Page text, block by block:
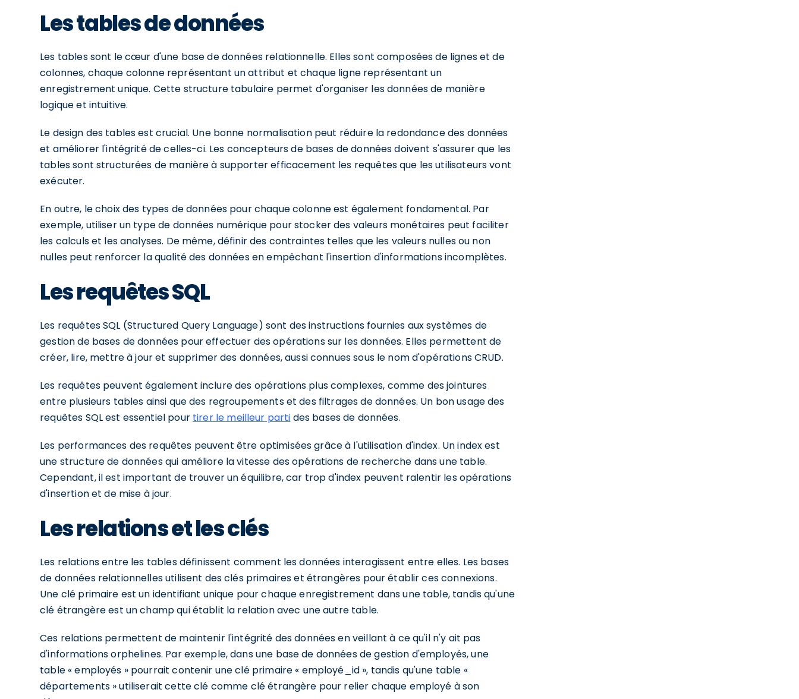
Les tables de données
Les tables sont le cœur d'une base de données relationnelle. Elles sont composées de lignes et de
colonnes, chaque colonne représentant un attribut et chaque ligne représentant un
enregistrement unique. Cette structure tabulaire permet d'organiser les données de manière
logique et intuitive.
Le design des tables est crucial. Une bonne normalisation peut réduire la redondance des données
et améliorer l'intégrité de celles-ci. Les concepteurs de bases de données doivent s'assurer que les
tables sont structurées de manière à supporter efficacement les requêtes que les utilisateurs vont
exécuter.
En outre, le choix des types de données pour chaque colonne est également fondamental. Par
exemple, utiliser un type de données numérique pour stocker des valeurs monétaires peut faciliter
les calculs et les analyses. De même, définir des contraintes telles que les valeurs nulles ou non
nulles peut renforcer la qualité des données en empêchant l'insertion d'informations incomplètes.
Les requêtes SQL
Les requêtes SQL (Structured Query Language) sont des instructions fournies aux systèmes de
gestion de bases de données pour effectuer des opérations sur les données. Elles permettent de
créer, lire, mettre à jour et supprimer des données, aussi connues sous le nom d'opérations CRUD.
Les requêtes peuvent également inclure des opérations plus complexes, comme des jointures
entre plusieurs tables ainsi que des regroupements et des filtrages de données. Un bon usage des
requêtes SQL est essentiel pour tirer le meilleur parti des bases de données.
Les performances des requêtes peuvent être optimisées grâce à l'utilisation d'index. Un index est
une structure de données qui améliore la vitesse des opérations de recherche dans une table.
Cependant, il est important de trouver un équilibre, car trop d'index peuvent ralentir les opérations
d'insertion et de mise à jour.
Les relations et les clés
Les relations entre les tables définissent comment les données interagissent entre elles. Les bases
de données relationnelles utilisent des clés primaires et étrangères pour établir ces connexions.
Une clé primaire est un identifiant unique pour chaque enregistrement dans une table, tandis qu'une
clé étrangère est un champ qui établit la relation avec une autre table.
Ces relations permettent de maintenir l'intégrité des données en veillant à ce qu'il n'y ait pas
d'informations orphelines. Par exemple, dans une base de données de gestion d'employés, une
table « employés » pourrait contenir une clé primaire « employé_id », tandis qu'une table «
départements » utiliserait cette clé comme clé étrangère pour relier chaque employé à son